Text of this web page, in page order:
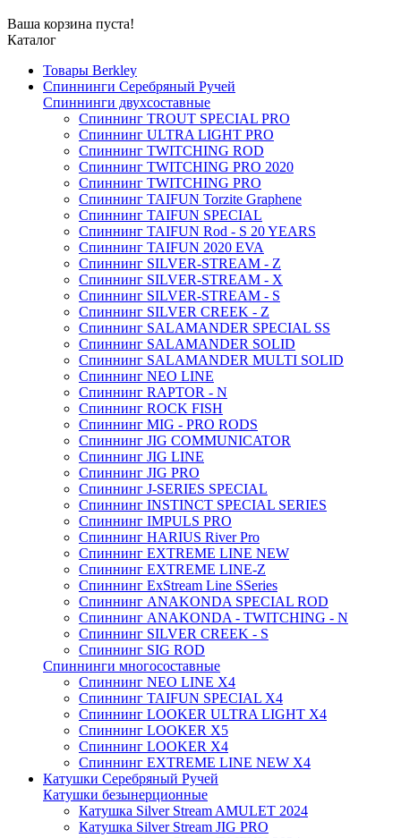
Ваша корзина пуста!
Каталог
Товары Berkley
Спиннинги Серебряный Ручей
Спиннинги двухсоставные
Спиннинг TROUT SPECIAL PRO
Спиннинг ULTRA LIGHT PRO
Спиннинг TWITCHING ROD
Спиннинг TWITCHING PRO 2020
Спиннинг TWITCHING PRO
Спиннинг TAIFUN Torzite Graphene
Спиннинг TAIFUN SPECIAL
Спиннинг TAIFUN Rod - S 20 YEARS
Спиннинг TAIFUN 2020 EVA
Спиннинг SILVER-STREAM - Z
Спиннинг SILVER-STREAM - X
Спиннинг SILVER-STREAM - S
Спиннинг SILVER CREEK - Z
Спиннинг SALAMANDER SPECIAL SS
Спиннинг SALAMANDER SOLID
Спиннинг SALAMANDER MULTI SOLID
Спиннинг NEO LINE
Спиннинг RAPTOR - N
Спиннинг ROCK FISH
Спиннинг MIG - PRO RODS
Спиннинг JIG COMMUNICATOR
Спиннинг JIG LINE
Спиннинг JIG PRO
Спиннинг J-SERIES SPECIAL
Спиннинг INSTINCT SPECIAL SERIES
Спиннинг IMPULS PRO
Спиннинг HARIUS River Pro
Спиннинг EXTREME LINE NEW
Спиннинг EXTREME LINE-Z
Спиннинг ExStream Line SSeries
Спиннинг ANAKONDA SPECIAL ROD
Спиннинг ANAKONDA - TWITCHING - N
Спиннинг SILVER CREEK - S
Спиннинг SIG ROD
Спиннинги многосоставные
Спиннинг NEO LINE X4
Спиннинг TAIFUN SPECIAL X4
Спиннинг LOOKER ULTRA LIGHT X4
Спиннинг LOOKER X5
Спиннинг LOOKER X4
Спиннинг EXTREME LINE NEW X4
Катушки Серебряный Ручей
Катушки безынерционные
Катушка Silver Stream AMULET 2024
Катушка Silver Stream JIG PRO